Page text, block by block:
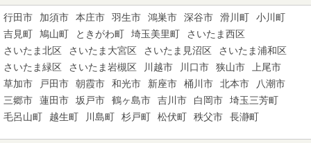
行田市 加須市 本庄市 羽生市 鴻巣市 深谷市 滑川町
小川町
吉見町
鳩山町 ときがわ町 埼玉美里町
さいたま西区
さいたま北区
さいたま大宮区 さいたま見沼区
さいたま浦和区
さいたま緑区
さいたま岩槻区 川越市 川口市 狭山市
上尾市
草加市
戸田市 朝霞市 和光市 新座市 桶川市 北本市
八潮市
三郷市
蓮田市 坂戸市 鶴ヶ島市 吉川市 白岡市
埼玉三芳町
毛呂山町
越生町 川島町 杉戸町 松伏町 秩父市 長瀞町